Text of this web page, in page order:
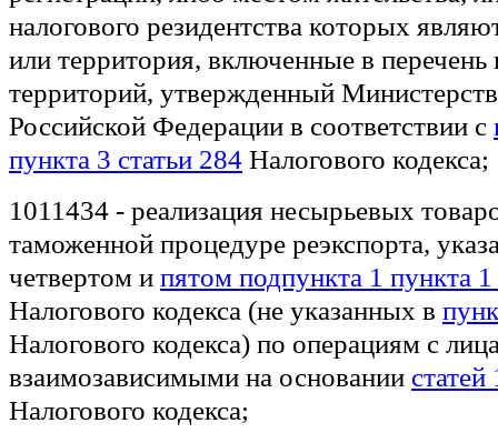
налогового резидентства которых
или территория, включенные в перечень
территорий, утвержденный
Российской Федерации в соответствии с
пункта 3 статьи 284 Налогового кодекса;
1011434 - реализация несырьевых
таможенной процедуре реэкспорта,
четвертом и пятом подпункта 1 пункта 1
Налогового кодекса (не указанных в
Налогового кодекса) по операциям с
взаимозависимыми на основании
Налогового кодекса;